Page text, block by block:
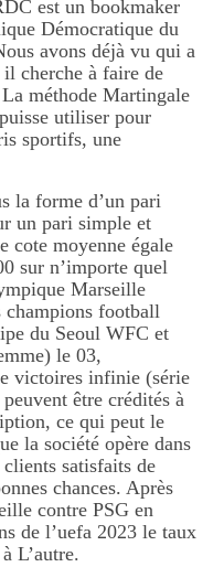
est un bookmaker
Démocratique du
avons déjà vu qui a
cherche à faire de
méthode Martingale
utiliser pour
sportifs, une
la forme d’un pari
un pari simple et
cote moyenne égale
sur n’importe quel
Marseille
champions football
du Seoul WFC et
le 03,
victoires infinie (série
être crédités à
ce qui peut le
la société opère dans
satisfaits de
chances. Après
contre PSG en
de l’uefa 2023 le taux
L’autre.